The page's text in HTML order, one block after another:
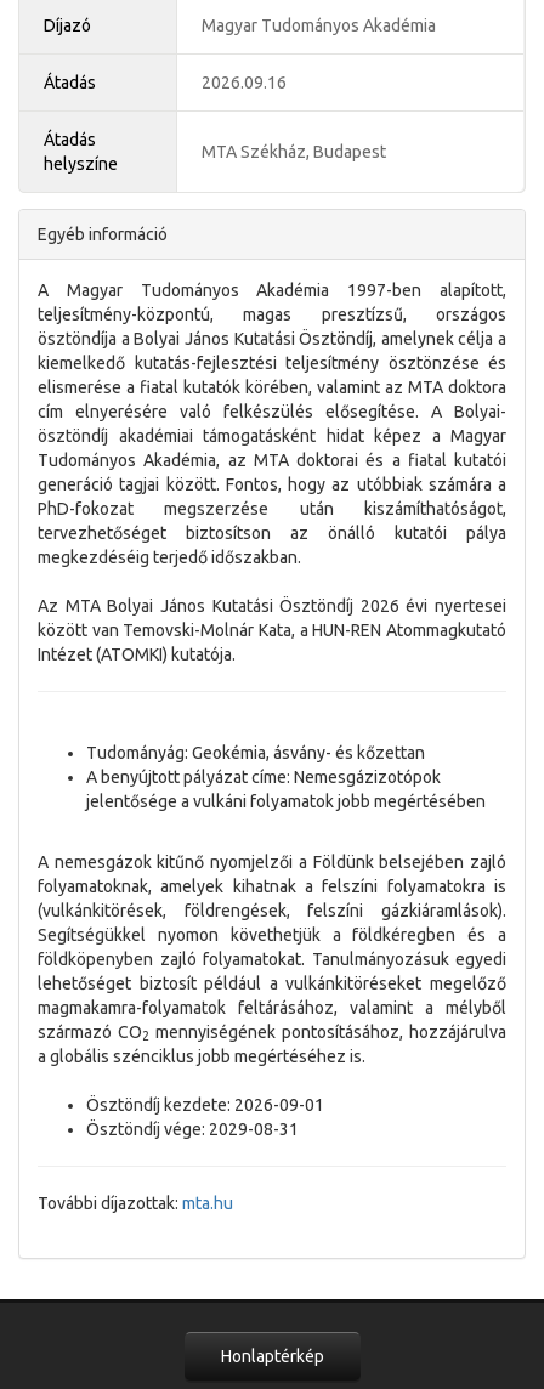
Díjazó Magyar Tudományos Akadémia
Átadás 2026.09.16
Átadás
helyszíne
MTA Székház, Budapest
Egyéb információ
A Magyar Tudományos Akadémia 1997-ben alapított,
teljesítmény-központú, magas presztízsű, országos
ösztöndíja a Bolyai János Kutatási Ösztöndíj, amelynek célja a
kiemelkedő kutatás-fejlesztési teljesítmény ösztönzése és
elismerése a fiatal kutatók körében, valamint az MTA doktora
cím elnyerésére való felkészülés elősegítése. A Bolyai-
ösztöndíj akadémiai támogatásként hidat képez a Magyar
Tudományos Akadémia, az MTA doktorai és a fiatal kutatói
generáció tagjai között. Fontos, hogy az utóbbiak számára a
PhD-fokozat megszerzése után kiszámíthatóságot,
tervezhetőséget biztosítson az önálló kutatói pálya
megkezdéséig terjedő időszakban.
Az MTA Bolyai János Kutatási Ösztöndíj 2026 évi nyertesei
között van Temovski-Molnár Kata, a HUN-REN Atommagkutató
Intézet (ATOMKI) kutatója.
Tudományág: Geokémia, ásvány- és kőzettan
A benyújtott pályázat címe: Nemesgázizotópok
jelentősége a vulkáni folyamatok jobb megértésében
A nemesgázok kitűnő nyomjelzői a Földünk belsejében zajló
folyamatoknak, amelyek kihatnak a felszíni folyamatokra is
(vulkánkitörések, földrengések, felszíni gázkiáramlások).
Segítségükkel nyomon követhetjük a földkéregben és a
földköpenyben zajló folyamatokat. Tanulmányozásuk egyedi
lehetőséget biztosít például a vulkánkitöréseket megelőző
magmakamra-folyamatok feltárásához, valamint a mélyből
származó CO2 mennyiségének pontosításához, hozzájárulva
a globális szénciklus jobb megértéséhez is.
Ösztöndíj kezdete: 2026-09-01
Ösztöndíj vége: 2029-08-31
További díjazottak: mta.hu
Honlaptérkép